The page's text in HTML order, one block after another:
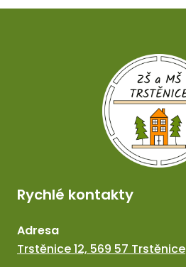
Rychlé kontakty
Adresa
Trstěnice 12, 569 57 Trstěnice